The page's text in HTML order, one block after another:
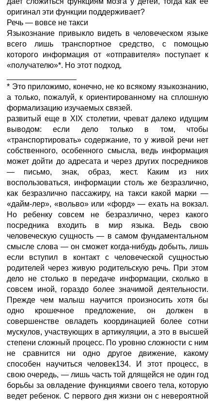
оригинал эти функции поддерживает?
Речь — вовсе не такси
Языкознание привыкло видеть в человеческом языке
всего лишь транспортное средство, с помощью
которого информация от «отправителя» поступает к
«получателю»*. Но этот подход,
* Это приложимо, конечно, не ко всякому языкознанию,
а только, пожалуй, к ориентированному на сплошную
формализацию изучаемых связей.
развитый еще в XIX столетии, чреват далеко идущим
выводом: если дело только в том, чтобы
«транспортировать» содержание, то у живой речи нет
собственного, особенного смысла, ведь информация
может дойти до адресата и через других посредников
— письмо, знак, образ, жест. Каким из них
воспользоваться, информации столь же безразлично,
как безразлично пассажиру, на такси какой марки —
«дайм-лер», «вольво» или «форд» — ехать на вокзал.
Но ребенку совсем не безразлично, через какого
посредника входить в мир языка. Ведь свою
человеческую сущность — в самом фундаментальном
смысле слова — он сможет когда-нибудь добыть, лишь
если вступил в контакт с человеческой сущностью
родителей через живую родительскую речь. При этом
дело не столько в передаче информации, сколько в
совсем иной, гораздо более значимой деятельности.
Прежде чем малыш научится произносить хотя бы
одно крошечное предложение, он должен в
совершенстве овладеть координацией более сотни
мускулов, участвующих в артикуляции, а это в высшей
степени сложный процесс. По уровню сложности с ним
не сравнится ни одно другое движение, какому
способен научиться человек134. И этот процесс, в
свою очередь, — лишь часть той длящейся не один год
борьбы за овладение функциями своего тела, которую
ведет ребенок. С первого дня жизни он с невероятной